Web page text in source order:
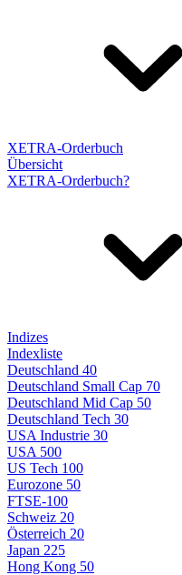
XETRA-Orderbuch
Übersicht
XETRA-Orderbuch?
Indizes
Indexliste
Deutschland 40
Deutschland Small Cap 70
Deutschland Mid Cap 50
Deutschland Tech 30
USA Industrie 30
USA 500
US Tech 100
Eurozone 50
FTSE-100
Schweiz 20
Österreich 20
Japan 225
Hong Kong 50